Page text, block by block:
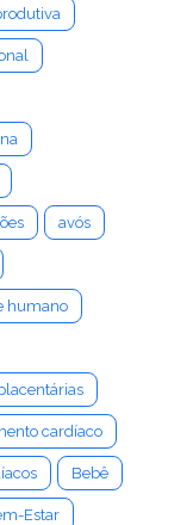
avós
humano
cardíaco
Bebê
Estar